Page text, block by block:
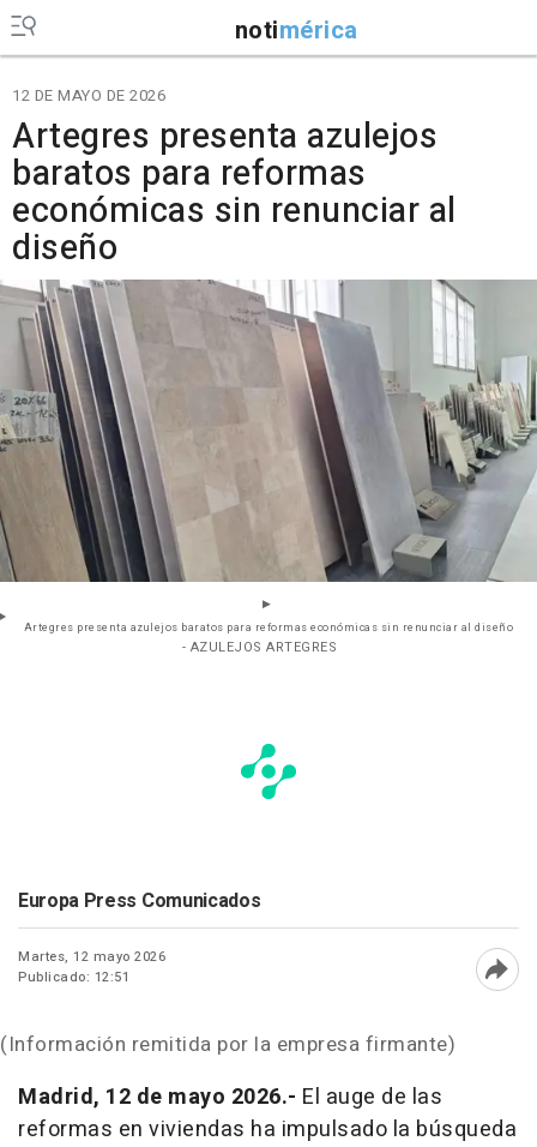
notimérica
12 DE MAYO DE 2026
Artegres presenta azulejos
baratos para reformas
económicas sin renunciar al
diseño
Artegres presenta azulejos baratos para reformas económicas sin renunciar al diseño
- AZULEJOS ARTEGRES
Europa Press Comunicados
Martes, 12 mayo 2026
Publicado: 12:51
(Información remitida por la empresa firmante)
Madrid, 12 de mayo 2026.- El auge de las
reformas en viviendas ha impulsado la búsqueda